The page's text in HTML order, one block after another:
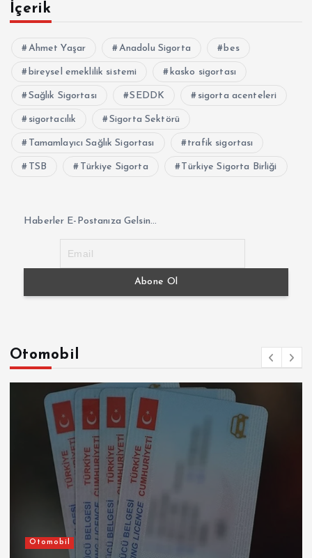
İçerik
Ahmet Yaşar Anadolu Sigorta bes
bireysel emeklilik sistemi kasko sigortası
Sağlık Sigortası SEDDK sigorta acenteleri
sigortacılık Sigorta Sektörü
Tamamlayıcı Sağlık Sigortası trafik sigortası
TSB Türkiye Sigorta Türkiye Sigorta Birliği
Haberler E-Postanıza Gelsin...
Otomobil
Otomobil Şirketler